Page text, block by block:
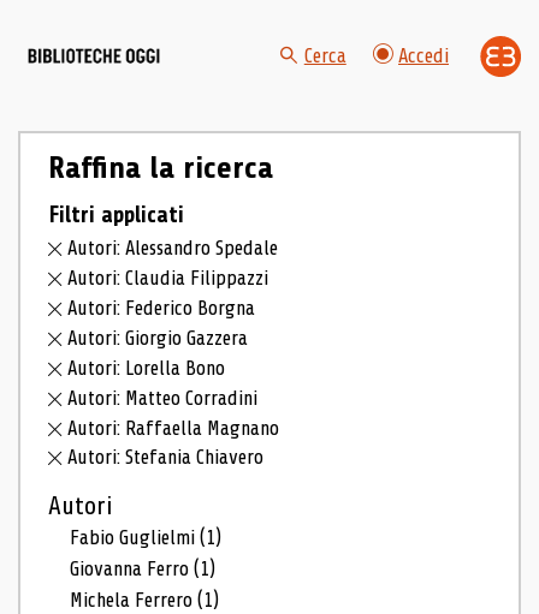
Cerca Accedi
Raffina la ricerca
Filtri applicati
Autori: Alessandro Spedale
Autori: Claudia Filippazzi
Autori: Federico Borgna
Autori: Giorgio Gazzera
Autori: Lorella Bono
Autori: Matteo Corradini
Autori: Raffaella Magnano
Autori: Stefania Chiavero
Autori
Fabio Guglielmi(1)
Giovanna Ferro(1)
Michela Ferrero(1)